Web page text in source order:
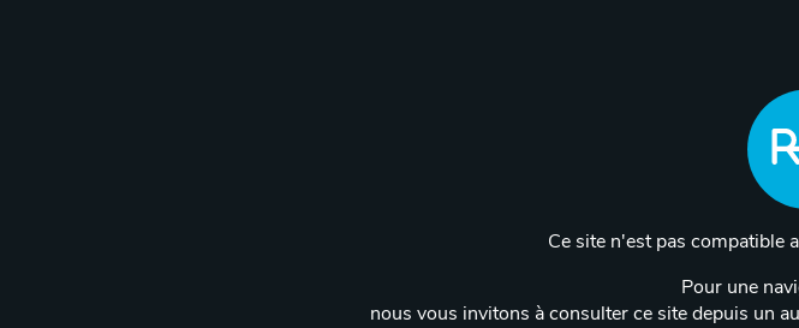
Ce site n'est pas compatible
Pour une
nous vous invitons à consulter ce site depuis un